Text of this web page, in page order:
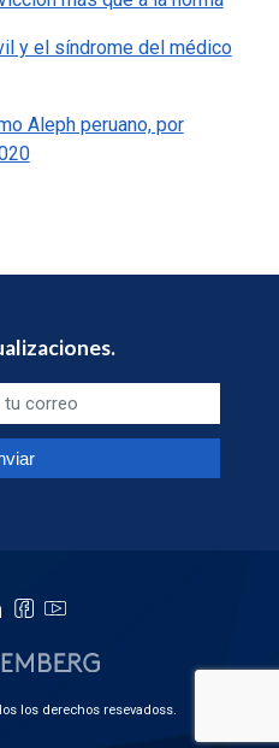
y el síndrome del médico
Aleph peruano, por
los derechos resevadoss.